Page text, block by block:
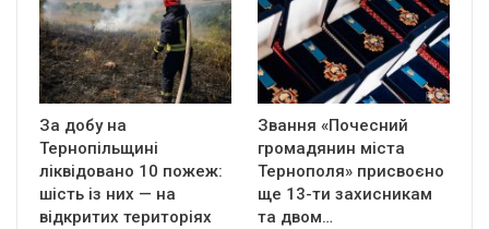
За добу на
Тернопільщині
ліквідовано 10 пожеж:
шість із них — на
відкритих територіях
Звання «Почесний
громадянин міста
Тернополя» присвоєно
ще 13-ти захисникам
та двом…